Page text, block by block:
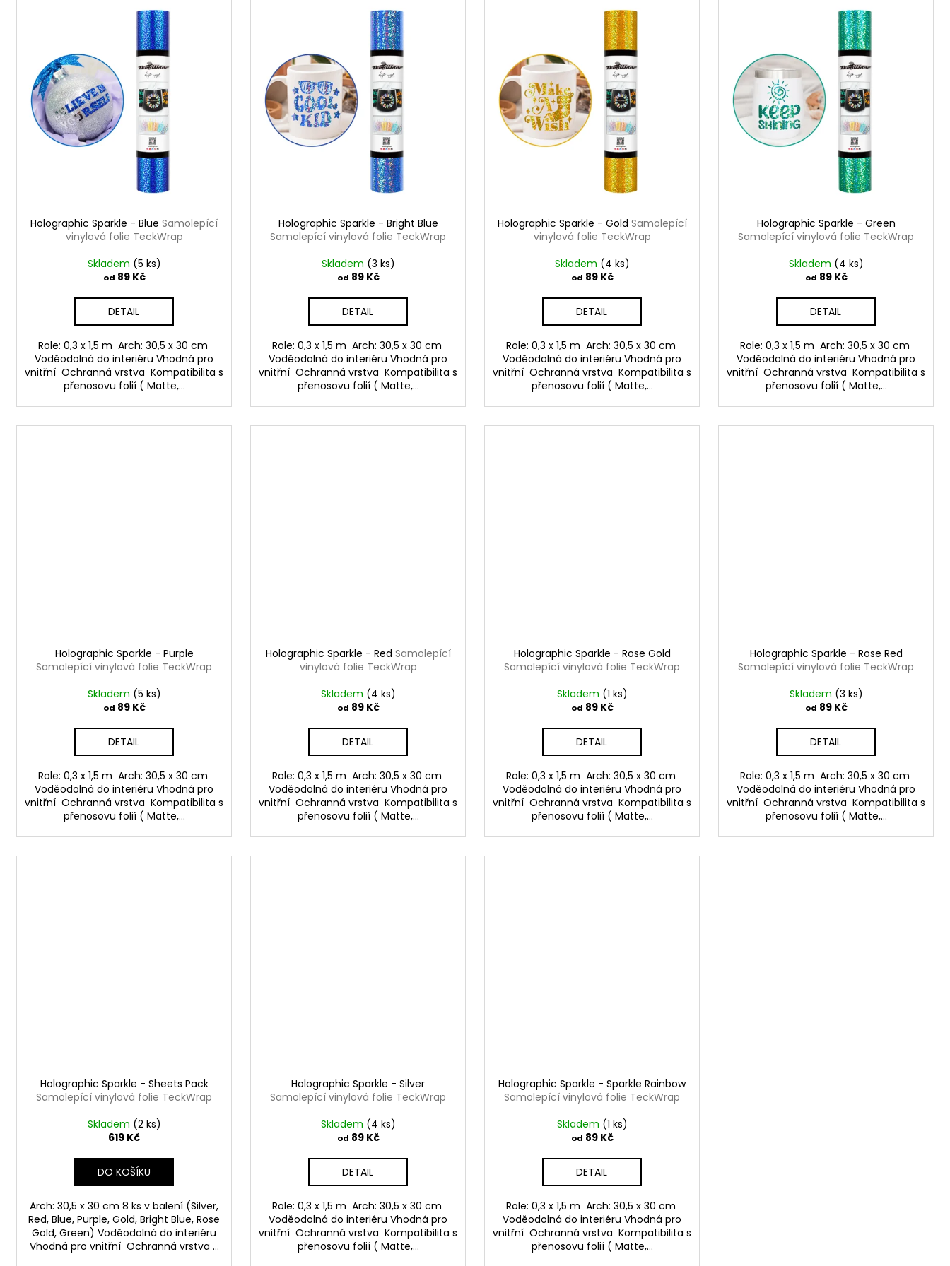
Holographic Sparkle - Blue Samolepící
vinylová folie TeckWrap
Skladem (5 ks)
od 89 Kč
DETAIL
Role: 0,3 x 1,5 m Arch: 30,5 x 30 cm
Voděodolná do interiéru Vhodná pro
vnitřní Ochranná vrstva Kompatibilita s
přenosovu folií ( Matte,...
Holographic Sparkle - Bright Blue
Samolepící vinylová folie TeckWrap
Skladem (3 ks)
od 89 Kč
DETAIL
Role: 0,3 x 1,5 m Arch: 30,5 x 30 cm
Voděodolná do interiéru Vhodná pro
vnitřní Ochranná vrstva Kompatibilita s
přenosovu folií ( Matte,...
Holographic Sparkle - Gold Samolepící
vinylová folie TeckWrap
Skladem (4 ks)
od 89 Kč
DETAIL
Role: 0,3 x 1,5 m Arch: 30,5 x 30 cm
Voděodolná do interiéru Vhodná pro
vnitřní Ochranná vrstva Kompatibilita s
přenosovu folií ( Matte,...
Holographic Sparkle - Green
Samolepící vinylová folie TeckWrap
Skladem (4 ks)
od 89 Kč
DETAIL
Role: 0,3 x 1,5 m Arch: 30,5 x 30 cm
Voděodolná do interiéru Vhodná pro
vnitřní Ochranná vrstva Kompatibilita s
přenosovu folií ( Matte,...
Holographic Sparkle - Purple
Samolepící vinylová folie TeckWrap
Skladem (5 ks)
od 89 Kč
DETAIL
Role: 0,3 x 1,5 m Arch: 30,5 x 30 cm
Voděodolná do interiéru Vhodná pro
vnitřní Ochranná vrstva Kompatibilita s
přenosovu folií ( Matte,...
Holographic Sparkle - Red Samolepící
vinylová folie TeckWrap
Skladem (4 ks)
od 89 Kč
DETAIL
Role: 0,3 x 1,5 m Arch: 30,5 x 30 cm
Voděodolná do interiéru Vhodná pro
vnitřní Ochranná vrstva Kompatibilita s
přenosovu folií ( Matte,...
Holographic Sparkle - Rose Gold
Samolepící vinylová folie TeckWrap
Skladem (1 ks)
od 89 Kč
DETAIL
Role: 0,3 x 1,5 m Arch: 30,5 x 30 cm
Voděodolná do interiéru Vhodná pro
vnitřní Ochranná vrstva Kompatibilita s
přenosovu folií ( Matte,...
Holographic Sparkle - Rose Red
Samolepící vinylová folie TeckWrap
Skladem (3 ks)
od 89 Kč
DETAIL
Role: 0,3 x 1,5 m Arch: 30,5 x 30 cm
Voděodolná do interiéru Vhodná pro
vnitřní Ochranná vrstva Kompatibilita s
přenosovu folií ( Matte,...
Holographic Sparkle - Sheets Pack
Samolepící vinylová folie TeckWrap
Skladem (2 ks)
619 Kč
DO KOŠÍKU
Arch: 30,5 x 30 cm 8 ks v balení (Silver,
Red, Blue, Purple, Gold, Bright Blue, Rose
Gold, Green) Voděodolná do interiéru
Vhodná pro vnitřní Ochranná vrstva ...
Holographic Sparkle - Silver
Samolepící vinylová folie TeckWrap
Skladem (4 ks)
od 89 Kč
DETAIL
Role: 0,3 x 1,5 m Arch: 30,5 x 30 cm
Voděodolná do interiéru Vhodná pro
vnitřní Ochranná vrstva Kompatibilita s
přenosovu folií ( Matte,...
Holographic Sparkle - Sparkle Rainbow
Samolepící vinylová folie TeckWrap
Skladem (1 ks)
od 89 Kč
DETAIL
Role: 0,3 x 1,5 m Arch: 30,5 x 30 cm
Voděodolná do interiéru Vhodná pro
vnitřní Ochranná vrstva Kompatibilita s
přenosovu folií ( Matte,...